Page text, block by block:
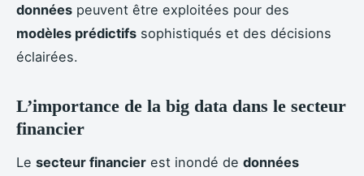
données peuvent être exploitées pour des
modèles prédictifs sophistiqués et des décisions
éclairées.
L’importance de la big data dans le secteur
financier
Le secteur financier est inondé de données